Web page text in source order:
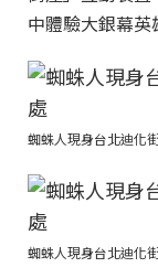
中體驗大銀幕英
蜘蛛人現身台北迪化
蜘蛛人現身台北迪化